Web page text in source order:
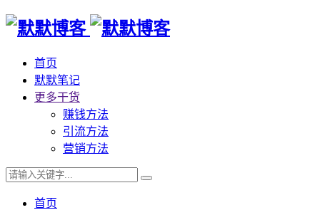
首页
默默笔记
更多干货
赚钱方法
引流方法
营销方法
首页